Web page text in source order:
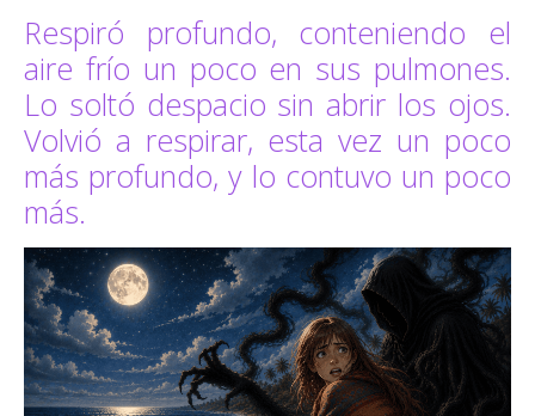
Respiró profundo, conteniendo el
aire frío un poco en sus pulmones.
Lo soltó despacio sin abrir los ojos.
Volvió a respirar, esta vez un poco
más profundo, y lo contuvo un poco
más.